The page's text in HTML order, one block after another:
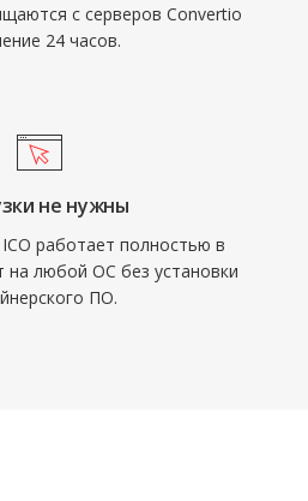
с серверов Convertio
24 часов.
не нужны
работает полностью в
на любой ОС без установки
ПО.